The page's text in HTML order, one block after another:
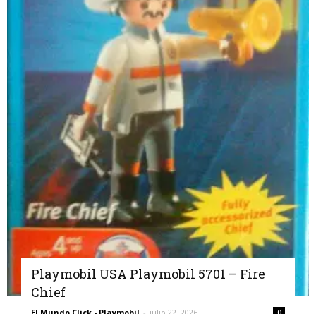
Playmobil USA Playmobil 5701 – Fire
Chief